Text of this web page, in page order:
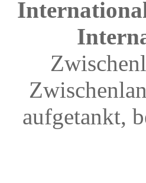
aufgetankt,